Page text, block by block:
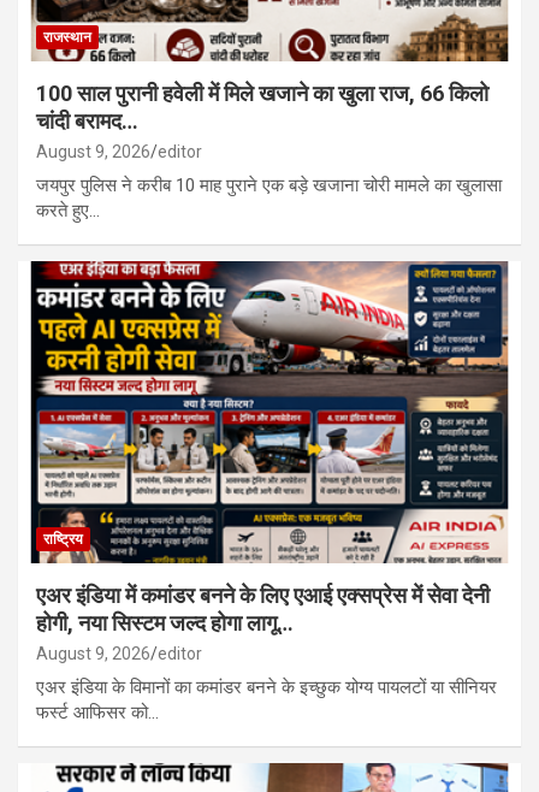
राजस्थान
100 साल पुरानी हवेली में मिले खजाने का खुला राज, 66 किलो
चांदी बरामद…
August 9, 2026 editor
जयपुर पुलिस ने करीब 10 माह पुराने एक बड़े खजाना चोरी मामले का खुलासा
करते हुए…
राष्ट्रिय
एअर इंडिया में कमांडर बनने के लिए एआई एक्सप्रेस में सेवा देनी
होगी, नया सिस्टम जल्द होगा लागू…
August 9, 2026 editor
एअर इंडिया के विमानों का कमांडर बनने के इच्छुक योग्य पायलटों या सीनियर
फर्स्ट आफिसर को…